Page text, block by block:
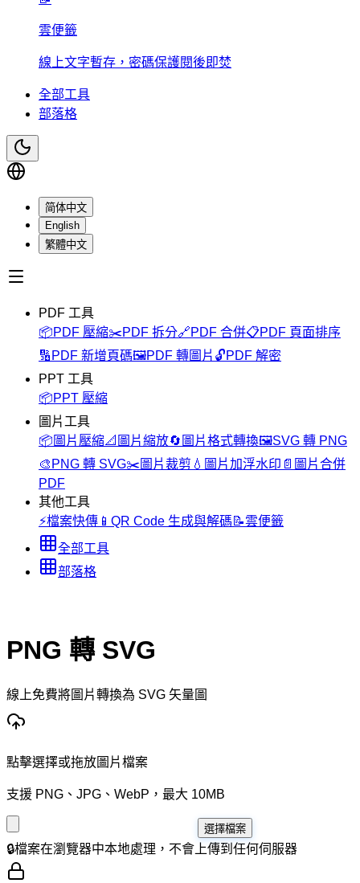
雲便籤
線上文字暫存，密碼保護閱後即焚
全部工具
部落格
简体中文
English
繁體中文
PDF 工具
📦PDF 壓縮✂️PDF 拆分🔗PDF 合併📋PDF 頁面排序
🔢 PDF 新增頁碼🖼️PDF 轉圖片 🔓PDF 解密
PPT 工具
📦PPT 壓縮
圖片工具
📦 圖片壓縮📐 圖片縮放🔄 圖片格式轉換🖼️SVG 轉 PNG
🎨 PNG 轉 SVG✂️圖片裁剪 💧 圖片加浮水印 📄 圖片合併
PDF
其他工具
⚡檔案快傳 📱 QR Code 生成與解碼 📝雲便籤
全部工具
部落格
PNG 轉 SVG
線上免費將圖片轉換為 SVG 矢量圖
點擊選擇或拖放圖片檔案
支援 PNG、JPG、WebP，最大 10MB
選擇檔案
🔒檔案在瀏覽器中本地處理，不會上傳到任何伺服器